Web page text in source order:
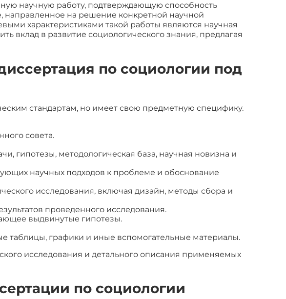
научную работу, подтверждающую способность
направленное на решение конкретной научной
характеристиками такой работы являются научная
вклад в развитие социологического знания, предлагая
по социологии под
стандартам, но имеет свою предметную специфику.
совета.
гипотезы, методологическая база, научная новизна и
научных подходов к проблеме и обоснование
исследования, включая дизайн, методы сбора и
проведенного исследования.
выдвинутые гипотезы.
таблицы, графики и иные вспомогательные материалы.
исследования и детального описания применяемых
по социологии